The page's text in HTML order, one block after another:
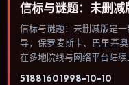
信标与谜题：未删减
信标与谜题：未删减版是
导，保罗·麦斯卡、巴里·基
在多地院线与网络平台陆
51881601998-10-10